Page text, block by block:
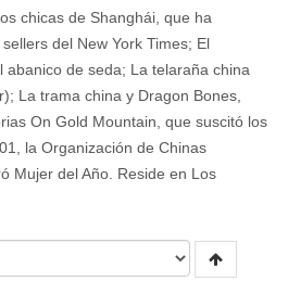
chicas de Shanghái, que ha
del New York Times; El
abanico de seda; La telaraña china
La trama china y Dragon Bones,
On Gold Mountain, que suscitó los
la Organización de Chinas
Mujer del Año. Reside en Los